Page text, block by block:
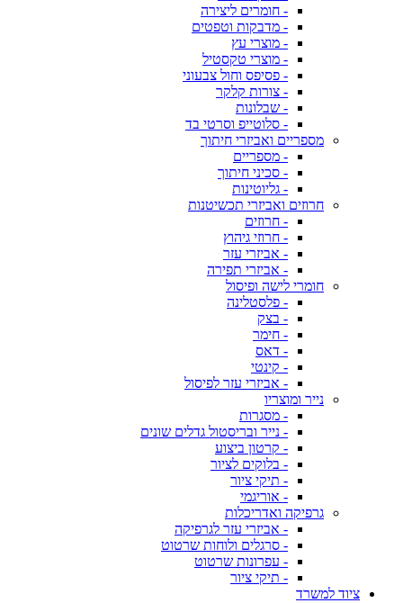
- חומרים ליצירה
- מדבקות וטפטים
- מוצרי עץ
- מוצרי טקסטיל
- פסיפס וחול צבעוני
- צורות קלקר
- שבלונות
- סלוטייפ וסרטי בד
מספריים ואביזרי חיתוך
- מספריים
- סכיני חיתוך
- גליוטינות
חרוזים ואביזרי תכשיטנות
- חרוזים
- חרוזי גיהוץ
- אביזרי עזר
- אביזרי תפירה
חומרי לישה ופיסול
- פלסטלינה
- בצק
- חימר
- דאס
- קינטי
- אביזרי עזר לפיסול
נייר ומוצריו
- מסגרות
- נייר ובריסטול גדלים שונים
- קרטון ביצוע
- בלוקים לציור
- תיקי ציור
- אוריגמי
גרפיקה ואדריכלות
- אביזרי עזר לגרפיקה
- סרגלים ולוחות שרטוט
- עפרונות שרטוט
- תיקי ציור
ציוד למשרד